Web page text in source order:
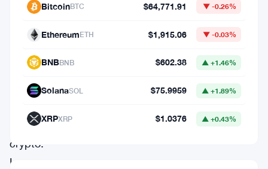
pas
blanc
crypto.
La
BitcoinBTC $64,771.91 ▼ -0.26%
EthereumETH $1,915.06 ▼ -0.03%
BNBBNB $602.38 ▲ +1.46%
SolanaSOL $75.9959 ▲ +1.89%
XRPXRP $1.0376 ▲ +0.43%